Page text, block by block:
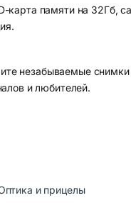
карта памяти на 32Гб,
незабываемые
и любителей.
и прицелы